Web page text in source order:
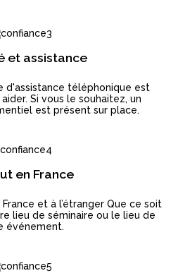
et assistance
d'assistance téléphonique est
Si vous le souhaitez, un
est présent sur place.
en France
et à l’étranger Que ce soit
lieu de séminaire ou le lieu de
événement.